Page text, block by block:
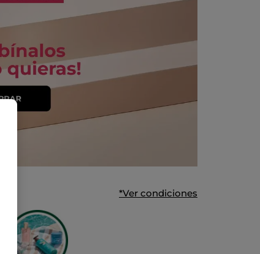
*Ver condiciones